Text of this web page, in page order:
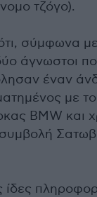
τζόγο).
σύμφωνα
άγνωστοι
έναν
με
BMW και